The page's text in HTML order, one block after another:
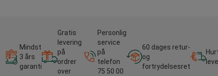
Mindst
3 års
garanti
Gratis
levering
på
ordrer
over
Personlig
service
på
telefon
75 50 00
60 dages retur-
og
fortrydelsesret